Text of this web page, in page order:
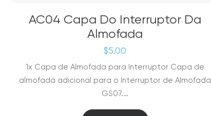
AC04 Capa Do Interruptor Da
Almofada
$5.00
1x Capa de Almofada para Interruptor Capa de
almofada adicional para o Interruptor de Almofada
GS07.…